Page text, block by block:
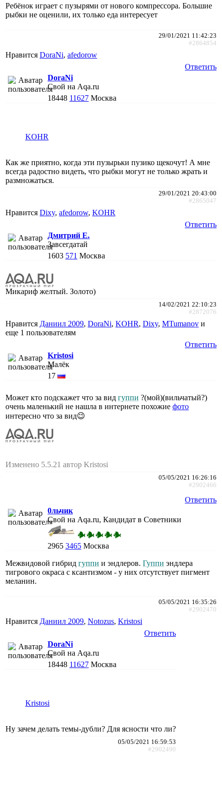
Ребёнок играет с пузырями от нового компрессора. Большие
рыбки не оценили, их только еда интересует
29/01/2021 11:42:23
#2864854
Нравится DoraNi, afedorow
Ответить
DoraNi
Свой на Aqa.ru
18448 11627 Москва
KOHR
Как же приятно, когда эти пузырьки пузико щекочут! А мне
всегда радостно видеть, что рыбки могут не только жрать и
размножаться.
29/01/2021 20:43:00
#2865047
Нравится Dixy, afedorow, KOHR
Ответить
Дмитрий Е.
Завсегдатай
1603 571 Москва
Микариф желтый. Золото)
14/02/2021 22:10:23
#2872076
Нравится Даниил 2009, DoraNi, KOHR, Dixy, MTumanov и
еще 1 пользователям
Ответить
Kristosi
Малёк
17
Может кто подскажет что за вид гуппи ?(мой)(вильчатый?)
очень маленький не нашла в интернете похожие фото
интересно что за вид😉
Изменено 5.5.21 автор Kristosi
05/05/2021 16:26:16
#2902466
Ответить
0льчик
Свой на Aqa.ru, Кандидат в Советники
2965 3465 Москва
Межвидовой гибрид гуппи и эндлеров. Гуппи эндлера
тигрового окраса с ксантизмом - у них отсутствует пигмент
меланин.
05/05/2021 16:35:26
#2902470
Нравится Даниил 2009, Notozus, Kristosi
Ответить
DoraNi
Свой на Aqa.ru
18448 11627 Москва
Kristosi
Ну зачем делать темы-дубли? Для ясности что ли?
05/05/2021 16:59:53
#2902490